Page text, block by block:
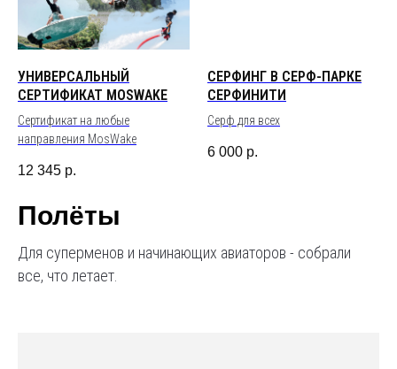
УНИВЕРСАЛЬНЫЙ
СЕРТИФИКАТ MOSWAKE
Сертификат на любые
направления MosWake
12 345 р.
СЕРФИНГ В СЕРФ-ПАРКЕ
СЕРФИНИТИ
Серф для всех
6 000 р.
Полёты
Для суперменов и начинающих авиаторов - собрали
все, что летает.